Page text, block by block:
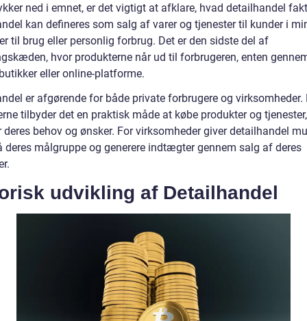
ned i emnet, er det vigtigt at afklare, hvad detailhandel
kan defineres som salg af varer og tjenester til kunder i
til brug eller personlig forbrug. Det er den sidste del af
hvor produkterne når ud til forbrugeren, enten
eller online-platforme.
er afgørende for både private forbrugere og virksomheder.
tilbyder det en praktisk måde at købe produkter og
deres behov og ønsker. For virksomheder giver detailhandel
deres målgruppe og generere indtægter gennem salg af deres
udvikling af Detailhandel